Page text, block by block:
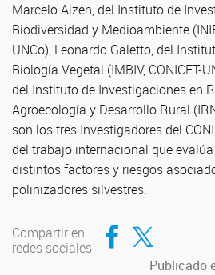
Marcelo Aizen, del Instituto de
Biodiversidad y Medioambiente
UNCo), Leonardo Galetto, del
Biología Vegetal (IMBIV, CONICET-
del Instituto de Investigaciones en
Agroecología y Desarrollo Rural
son los tres Investigadores del
del trabajo internacional que
distintos factores y riesgos
polinizadores silvestres.
Compartir en
redes sociales
Compartir en Facebook
Compartir en Twitter
Publicado